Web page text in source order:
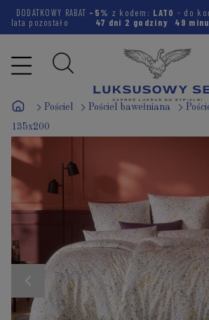
DODATKOWY RABAT -5% z kodem: LATO - do
lata pozostało
47 dni 2 godziny 49
Pościel Pościel bawełniana
135x200